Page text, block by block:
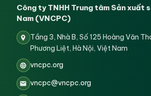
Công ty TNHH Trung tâm Sản xuất
Nam (VNCPC)
Tầng 3, Nhà B, Số 125 Hoàng Văn
Phương Liệt, Hà Nội, Việt Nam
vncpc.org
vncpc@vncpc.org